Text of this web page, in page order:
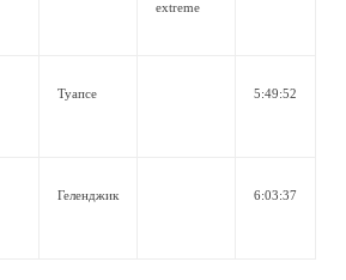
extreme
Туапсе 5:49:52
Геленджик 6:03:37